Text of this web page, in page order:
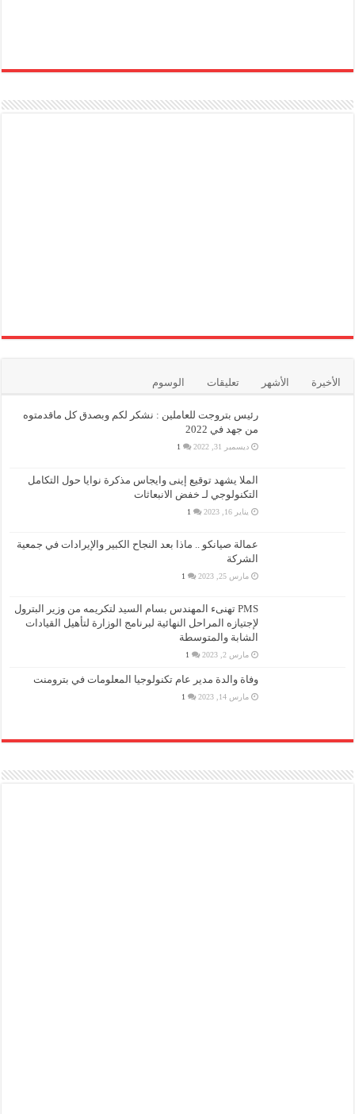
الأخيرة الأشهر تعليقات الوسوم
رئيس بتروجت للعاملين : نشكر لكم وبصدق كل ماقدمتوه
من جهد في 2022
ديسمبر 31, 2022 1
الملا يشهد توقيع إينى وايجاس مذكرة نوايا حول التكامل
التكنولوجي لـ خفض الانبعاثات
يناير 16, 2023 1
عمالة صيانكو .. ماذا بعد النجاح الكبير والإيرادات في جمعية
الشركة
مارس 25, 2023 1
PMS تهنىء المهندس بسام السيد لتكريمه من وزير البترول
لإجتيازه المراحل النهائية لبرنامج الوزارة لتأهيل القيادات
الشابة والمتوسطة
مارس 2, 2023 1
وفاة والدة مدير عام تكنولوجيا المعلومات في بترومنت
مارس 14, 2023 1